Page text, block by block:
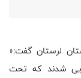
لرستان گفت:«
شدند که تحت